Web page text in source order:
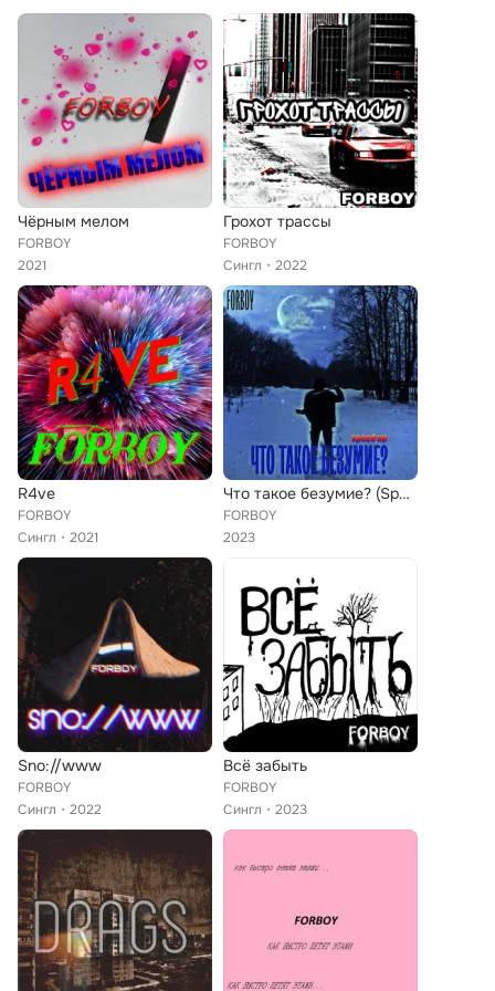
Чёрным мелом
FORBOY
2021
Гроxот трассы
FORBOY
Сингл
2022
R4ve
FORBOY
Сингл
2021
Что такое безумие? (Speed Up)
FORBOY
2023
Sno://www
FORBOY
Сингл
2022
Всё забыть
FORBOY
Сингл
2023